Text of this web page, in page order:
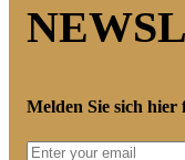
Melden Sie sich hier